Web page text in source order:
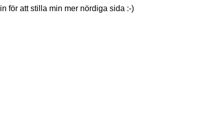
för att stilla min mer nördiga sida :-)